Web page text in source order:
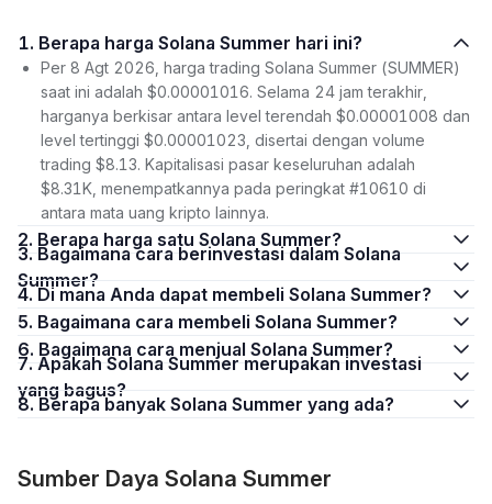
1. Berapa harga Solana Summer hari ini?
Per 8 Agt 2026, harga trading Solana Summer (SUMMER)
saat ini adalah $0.00001016. Selama 24 jam terakhir,
harganya berkisar antara level terendah $0.00001008 dan
level tertinggi $0.00001023, disertai dengan volume
trading $8.13. Kapitalisasi pasar keseluruhan adalah
$8.31K, menempatkannya pada peringkat #10610 di
antara mata uang kripto lainnya.
2. Berapa harga satu Solana Summer?
3. Bagaimana cara berinvestasi dalam Solana
Summer?
4. Di mana Anda dapat membeli Solana Summer?
5. Bagaimana cara membeli Solana Summer?
6. Bagaimana cara menjual Solana Summer?
7. Apakah Solana Summer merupakan investasi
yang bagus?
8. Berapa banyak Solana Summer yang ada?
Sumber Daya Solana Summer